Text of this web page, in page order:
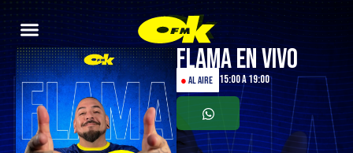
Flama en Vivo
●AL AIRE 15:00 a 19:00